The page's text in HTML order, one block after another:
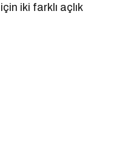
iki farklı açlık